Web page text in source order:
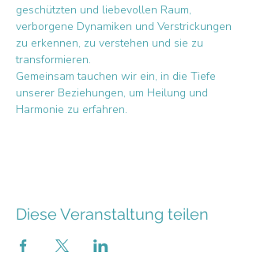
geschützten und liebevollen Raum,
verborgene Dynamiken und Verstrickungen
zu erkennen, zu verstehen und sie zu
transformieren.
Gemeinsam tauchen wir ein, in die Tiefe
unserer Beziehungen, um Heilung und
Harmonie zu erfahren.
Diese Veranstaltung teilen